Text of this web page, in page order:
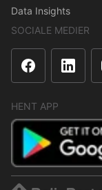
Data Insights
SOCIALE MEDIER
HENT APP